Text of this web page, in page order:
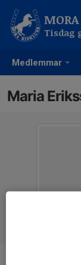
Medlemmar
Tisdag
Maria